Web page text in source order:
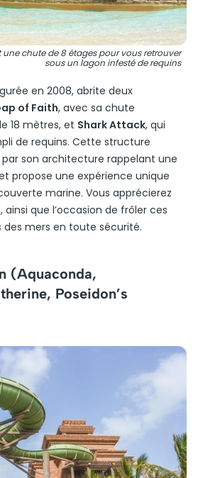
une chute de 8 étages pour vous retrouver
sous un lagon infesté de requins
en 2008, abrite deux
of Faith, avec sa chute
18 mètres, et Shark Attack, qui
de requins. Cette structure
son architecture rappelant une
propose une expérience unique
marine. Vous apprécierez
ainsi que l’occasion de frôler ces
mers en toute sécurité.
(Aquaconda,
Poseidon’s